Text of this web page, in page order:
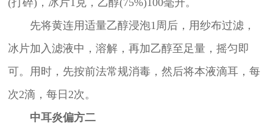
先将黄连用适量乙醇浸泡1周后，用纱布过滤，
冰片加入滤液中，溶解，再加乙醇至足量，摇匀即
可。用时，先按前法常规消毒，然后将本液滴耳，每
次2滴，每日2次。
中耳炎偏方二